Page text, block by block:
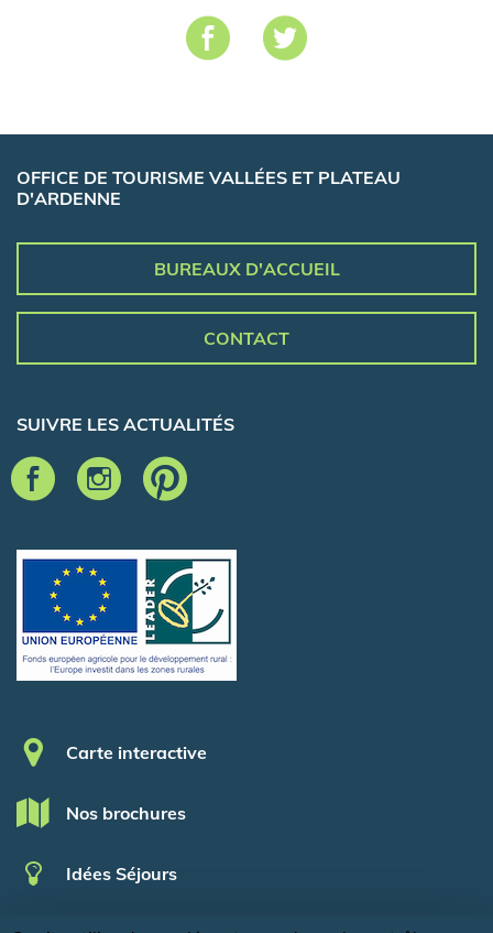
OFFICE DE TOURISME VALLÉES ET PLATEAU
D'ARDENNE
BUREAUX D'ACCUEIL
CONTACT
SUIVRE LES ACTUALITÉS
Pied de page
Carte interactive
Nos brochures
Idées Séjours